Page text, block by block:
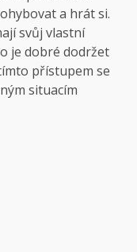
a hrát si.
svůj vlastní
je dobré dodržet
přístupem se
situacím